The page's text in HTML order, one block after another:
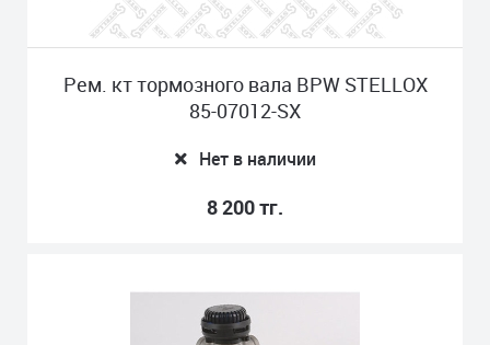
Рем. кт тормозного вала BPW STELLOX
85-07012-SX
Нет в наличии
8 200 тг.